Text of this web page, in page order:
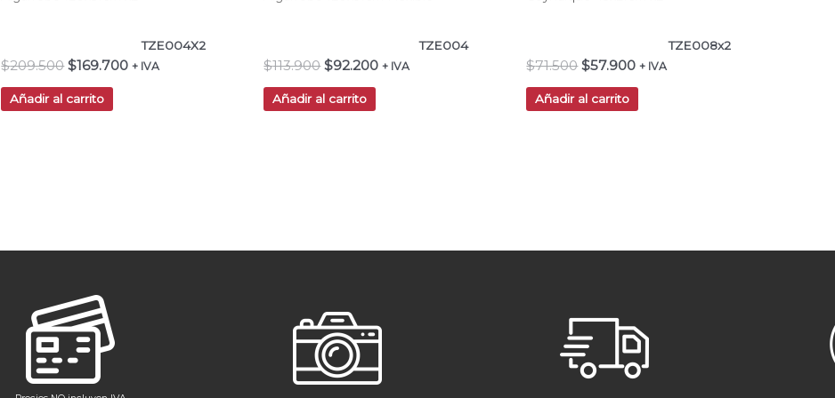
TZE004X2
$209.500 $169.700 + IVA
Añadir al carrito
TZE004
$113.900 $92.200 + IVA
Añadir al carrito
TZE008x2
$71.500 $57.900 + IVA
Añadir al carrito